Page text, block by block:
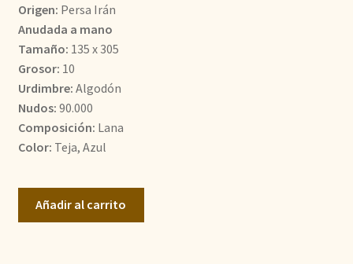
era:
1.210,00€.
Origen: Persa Irán
Anudada a mano
Tamaño: 135 x 305
Grosor: 10
Urdimbre: Algodón
Nudos: 90.000
Composición: Lana
Color: Teja, Azul
Añadir al carrito